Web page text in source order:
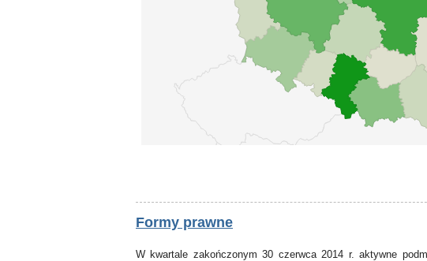
Formy prawne
W kwartale zakończonym 30 czerwca 2014 r. aktywne